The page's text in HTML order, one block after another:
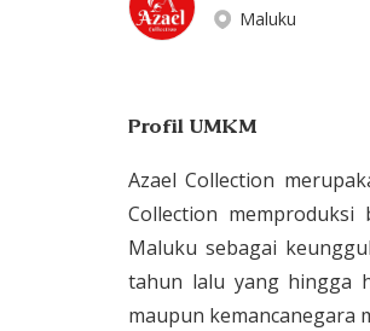
Maluku
Profil UMKM
Azael Collection
Collection
Maluku sebagai
tahun lalu yang hingga
maupun kemancanegara